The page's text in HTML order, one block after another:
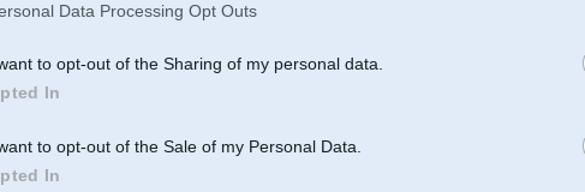
Data Processing Opt Outs
to opt-out of the Sharing of my personal data.
In
to opt-out of the Sale of my Personal Data.
In